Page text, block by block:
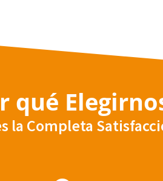
qué
la Completa